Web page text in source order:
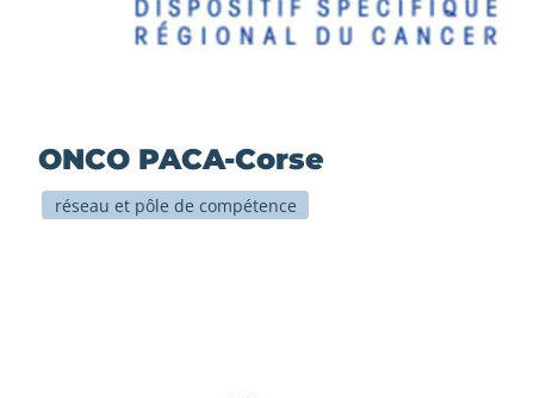
ONCO PACA-Corse
réseau et pôle de compétence